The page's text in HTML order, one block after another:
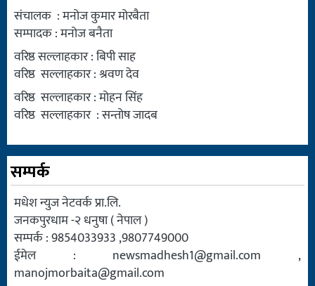
संचालक : मनोज कुमार मोरबैता
सम्पादक : मनोज बनैता
वरिष्ठ सल्लाहकार : बिपी साह
वरिष्ठ सल्लाहकार : श्रवण देव
वरिष्ठ सल्लाहकार : मोहन सिंह
वरिष्ठ सल्लाहकार : सन्तोष जादब
सम्पर्क
मधेश न्युज नेटवर्क प्रा.लि.
जनकपुरधाम -२ धनुषा ( नेपाल )
सम्पर्क : 9854033933 ,9807749000
ईमेल : newsmadhesh1@gmail.com ,
manojmorbaita@gmail.com